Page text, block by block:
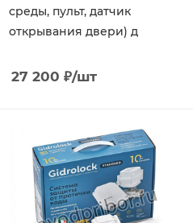
среды, пульт, датчик
открывания двери) д
27 200 ₽/шт